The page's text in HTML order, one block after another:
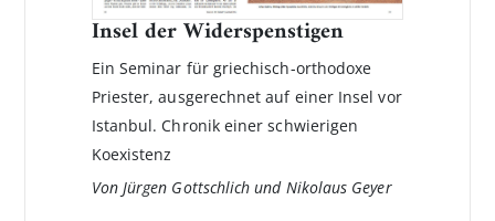
Insel der Widerspenstigen
Ein Seminar für griechisch-orthodoxe
Priester, ausgerechnet auf einer Insel vor
Istanbul. Chronik einer schwierigen
Koexistenz
Von Jürgen Gottschlich und Nikolaus Geyer